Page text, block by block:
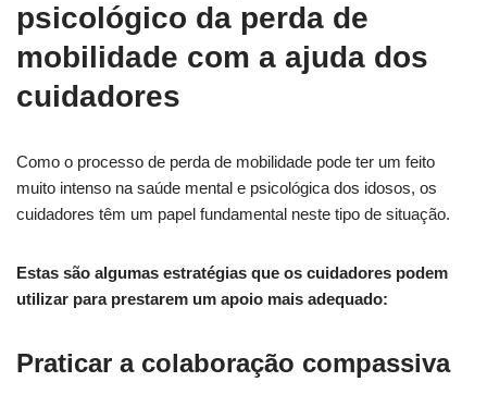
psicológico da perda de
mobilidade com a ajuda dos
cuidadores
Como o processo de perda de mobilidade pode ter um feito
muito intenso na saúde mental e psicológica dos idosos, os
cuidadores têm um papel fundamental neste tipo de situação.
Estas são algumas estratégias que os cuidadores podem
utilizar para prestarem um apoio mais adequado:
Praticar a colaboração compassiva